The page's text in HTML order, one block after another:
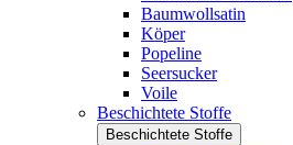
Baumwollsatin
Köper
Popeline
Seersucker
Voile
Beschichtete Stoffe
Beschichtete Stoffe